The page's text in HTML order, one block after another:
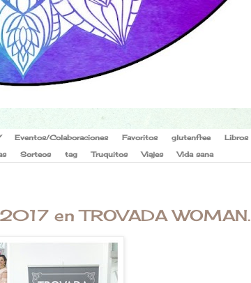
Eventos/Colaboraciones Favoritos glutenfree Libros
Sorteos tag Truquitos Viajes Vida sana
en TROVADA WOMAN.